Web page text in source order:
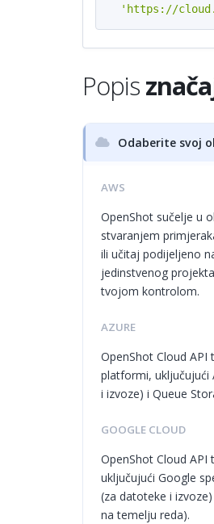
'https://
Popis
Odaberite svoj
AWS
OpenShot sučelje u
stvaranjem
ili učitaj podijeljeno
jedinstvenog
tvojom kontrolom.
AZURE
OpenShot Cloud
platformi, uključujući
i izvoze) i Queue
GOOGLE CLOUD
OpenShot Cloud
uključujući Google
(za datoteke i
na temelju reda).